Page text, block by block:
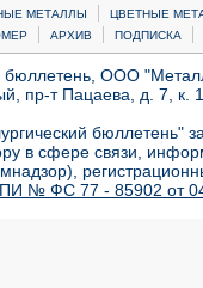
МЕТАЛЛЫ |
ЦВЕТНЫЕ
| АРХИВ | ПОДПИСКА |
ООО
пр-т Пацаева, д. 7,
бюллетень"
в сфере связи,
№ ФС 77 - 85902 от 04